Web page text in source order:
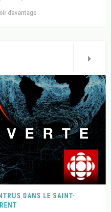
davantage
DANS LE SAINT-